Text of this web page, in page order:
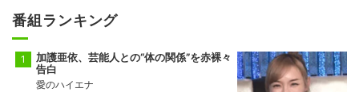
番組ランキング
加護亜依、芸能人との“体の関係”を赤裸々
告白
愛のハイエナ